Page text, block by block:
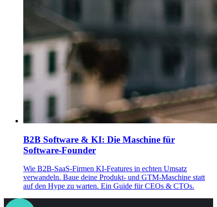
B2B Software & KI: Die Maschine für
Software-Founder
Wie B2B-SaaS-Firmen KI-Features in echten Umsatz
verwandeln. Baue deine Produkt- und GTM-Maschine statt
auf den Hype zu warten. Ein Guide für CEOs & CTOs.